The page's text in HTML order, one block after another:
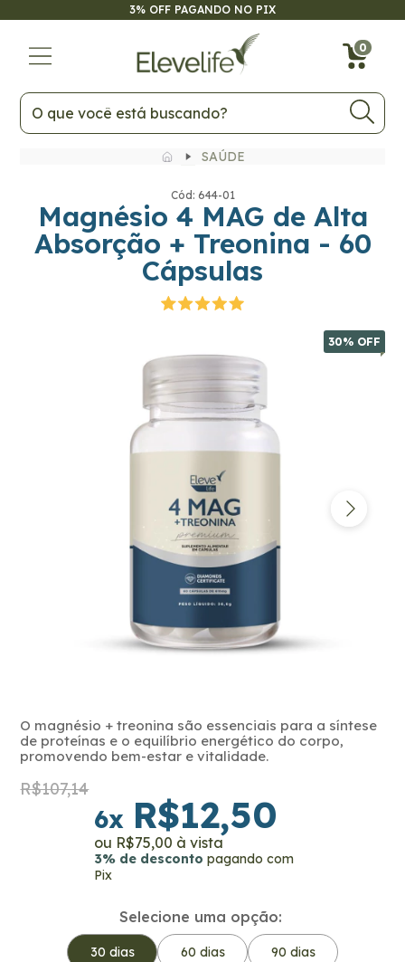
ATÉ 6X SEM JUROS NO
0
SAÚDE
Cód: 644-01
Magnésio 4 MAG de Alta
Absorção + Treonina - 60
Cápsulas
30% OFF
30% OFF
O magnésio + treonina são essenciais para a síntese
de proteínas e o equilíbrio energético do corpo,
promovendo bem-estar e vitalidade.
R$107,14
6x R$12,50
3% de desconto pagando com
Pix
R$75,00
Selecione uma opção:
30 dias 60 dias 90 dias